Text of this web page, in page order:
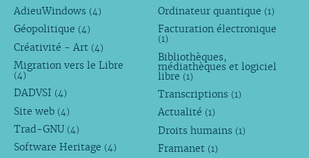
AdieuWindows (4)
Géopolitique (4)
Créativité - Art (4)
Migration vers le Libre
(4)
DADVSI (4)
Site web (4)
Trad-GNU (4)
Software Heritage (4)
Ordinateur quantique (1)
Facturation électronique
(1)
Bibliothèques,
médiathèques et logiciel
libre (1)
Transcriptions (1)
Actualité (1)
Droits humains (1)
Framanet (1)